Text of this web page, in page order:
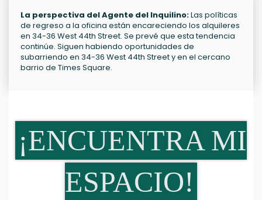
La perspectiva del Agente del Inquilino:Las políticas
de regreso a la oficina están encareciendo los alquileres
en 34-36 West 44th Street. Se prevé que esta tendencia
continúe. Siguen habiendo oportunidades de
subarriendo en 34-36 West 44th Street y en el cercano
barrio de Times Square.
¡ENCUENTRA MI
ESPACIO!